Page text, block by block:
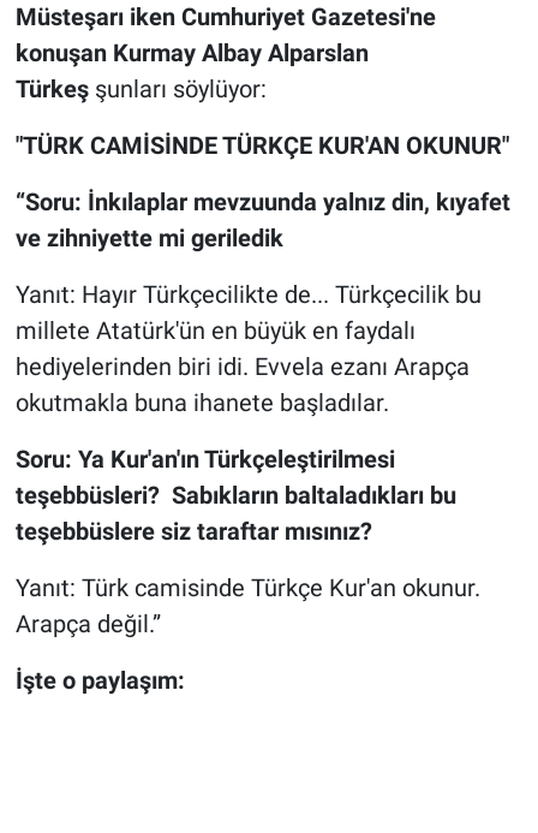
Müsteşarı iken Cumhuriyet Gazetesi'ne
konuşan Kurmay Albay Alparslan
Türkeş şunları söylüyor:
"TÜRK CAMİSİNDE TÜRKÇE KUR'AN OKUNUR"
“Soru: İnkılaplar mevzuunda yalnız din, kıyafet
ve zihniyette mi geriledik
Yanıt: Hayır Türkçecilikte de... Türkçecilik bu
millete Atatürk'ün en büyük en faydalı
hediyelerinden biri idi. Evvela ezanı Arapça
okutmakla buna ihanete başladılar.
Soru: Ya Kur'an'ın Türkçeleştirilmesi
teşebbüsleri? Sabıkların baltaladıkları bu
teşebbüslere siz taraftar mısınız?
Yanıt: Türk camisinde Türkçe Kur'an okunur.
Arapça değil.”
İşte o paylaşım: